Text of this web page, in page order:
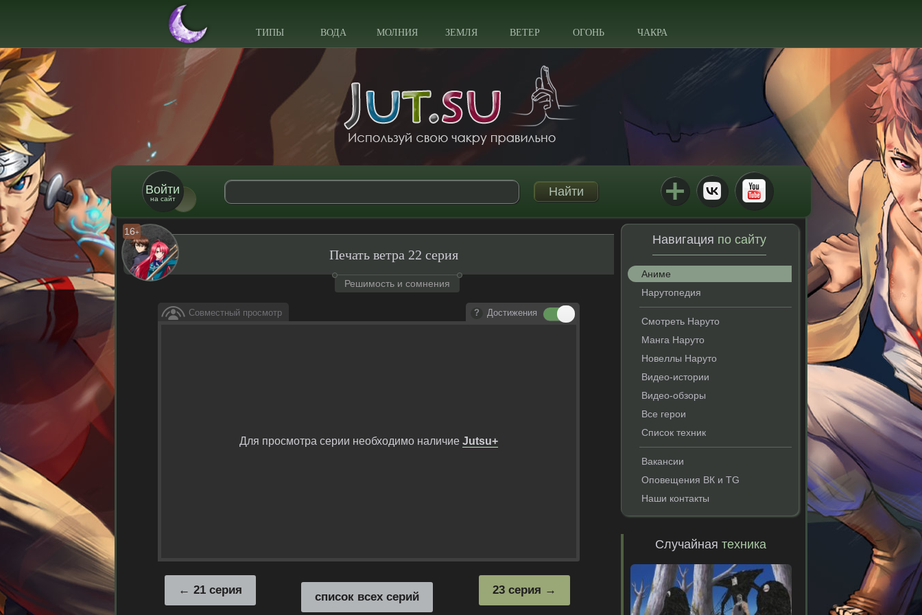
ТИПЫ ВОДА МОЛНИЯ ЗЕМЛЯ ВЕТЕР ОГОНЬ ЧАКРА
Войти
на сайт
16+
Печать ветра 22 серия
Решимость и сомнения
Совместный просмотр Достижения
Для просмотра серии необходимо наличие Jutsu+
23 серия
21 серия
список всех серий
Навигация по сайту
Аниме
Нарутопедия
Смотреть Наруто
Манга Наруто
Новеллы Наруто
Видео-истории
Видео-обзоры
Все герои
Список техник
Вакансии
Оповещения ВК и TG
Наши контакты
Случайнаятехника